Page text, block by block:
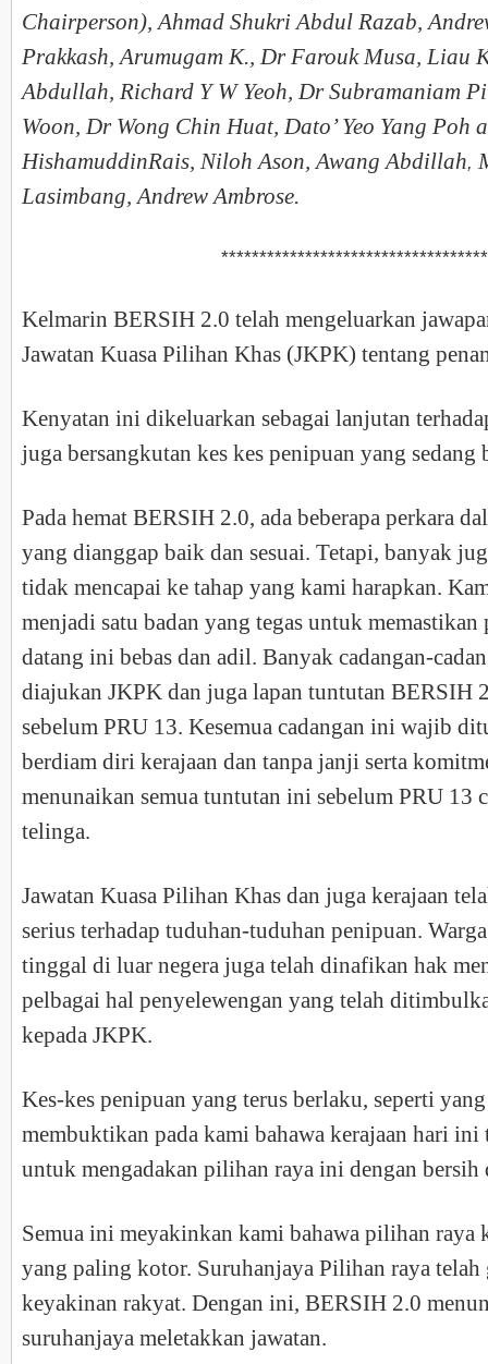
Chairperson), Ahmad Shukri Abdul Razab,
Prakkash, Arumugam K., Dr Farouk Musa, Liau
Abdullah, Richard Y W Yeoh, Dr Subramaniam
Woon, Dr Wong Chin Huat, Dato’ Yeo Yang Poh
HishamuddinRais, Niloh Ason, Awang Abdillah,
Lasimbang, Andrew Ambrose.
Kelmarin BERSIH 2.0 telah mengeluarkan
Jawatan Kuasa Pilihan Khas (JKPK) tentang
Kenyatan ini dikeluarkan sebagai lanjutan
juga bersangkutan kes kes penipuan yang sedang
Pada hemat BERSIH 2.0, ada beberapa perkara
yang dianggap baik dan sesuai. Tetapi, banyak
tidak mencapai ke tahap yang kami harapkan.
menjadi satu badan yang tegas untuk
datang ini bebas dan adil. Banyak cadangan-
diajukan JKPK dan juga lapan tuntutan BERSIH
sebelum PRU 13. Kesemua cadangan ini wajib
berdiam diri kerajaan dan tanpa janji serta
menunaikan semua tuntutan ini sebelum PRU 13
telinga.
Jawatan Kuasa Pilihan Khas dan juga kerajaan
serius terhadap tuduhan-tuduhan penipuan.
tinggal di luar negera juga telah dinafikan hak
pelbagai hal penyelewengan yang telah
kepada JKPK.
Kes-kes penipuan yang terus berlaku, seperti
membuktikan pada kami bahawa kerajaan hari
untuk mengadakan pilihan raya ini dengan bersih
Semua ini meyakinkan kami bahawa pilihan raya
yang paling kotor. Suruhanjaya Pilihan raya telah
keyakinan rakyat. Dengan ini, BERSIH 2.0
suruhanjaya meletakkan jawatan.